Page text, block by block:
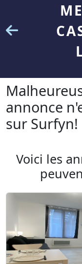
annonce
sur Surfyn!
Voici les